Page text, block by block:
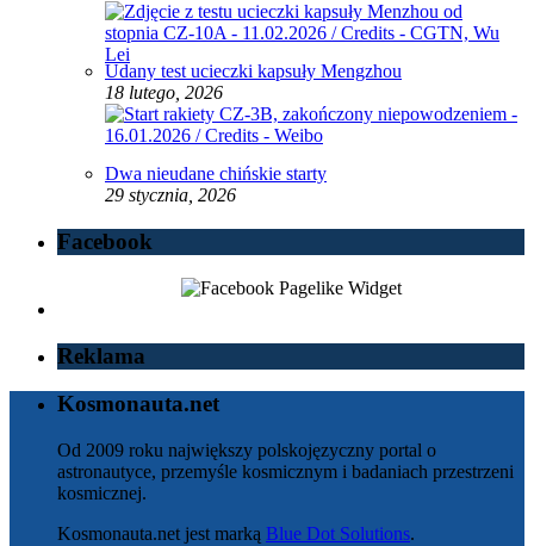
Udany test ucieczki kapsuły Mengzhou
18 lutego, 2026
Dwa nieudane chińskie starty
29 stycznia, 2026
Facebook
Reklama
Kosmonauta.net
Od 2009 roku największy polskojęzyczny portal o
astronautyce, przemyśle kosmicznym i badaniach przestrzeni
kosmicznej.
Kosmonauta.net jest marką Blue Dot Solutions.